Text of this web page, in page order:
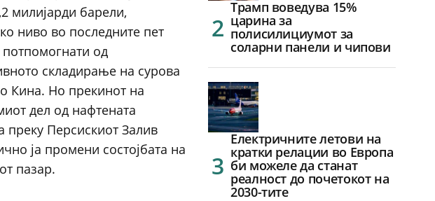
милијарди барели,
ниво во последните пет
потпомогнати од
складирање на сурова
Кина. Но прекинот на
дел од нафтената
преку Персискиот Залив
ја промени состојбата на
пазар.
Трамп воведува 15%
царина за
полисилициумот за
соларни панели и чипови
Електричните летови на
кратки релации во Европа
би можеле да станат
реалност до почетокот на
2030-тите